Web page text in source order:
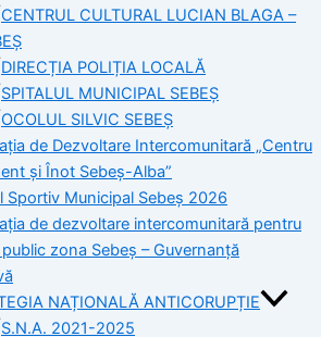
CENTRUL CULTURAL LUCIAN BLAGA –
DIRECȚIA POLIȚIA LOCALĂ
SPITALUL MUNICIPAL SEBEȘ
OCOLUL SILVIC SEBEȘ
de Dezvoltare Intercomunitară „Centru
și Înot Sebeș-Alba”
Sportiv Municipal Sebeș 2026
de dezvoltare intercomunitară pentru
zona Sebeș – Guvernanță
NAȚIONALĂ ANTICORUPȚIE
S.N.A. 2021-2025